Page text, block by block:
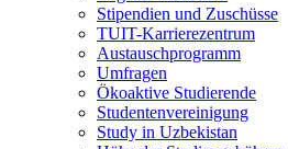
Stipendien und Zuschüsse
TUIT-Karrierezentrum
Austauschprogramm
Umfragen
Ökoaktive Studierende
Studentenvereinigung
Study in Uzbekistan